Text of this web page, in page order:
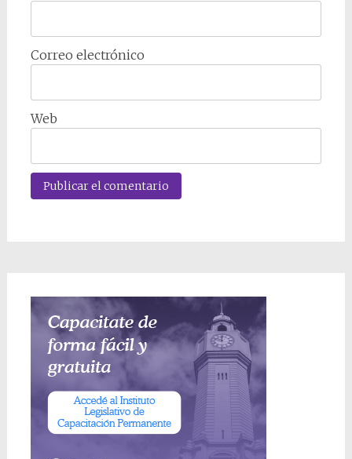
Correo electrónico
Web